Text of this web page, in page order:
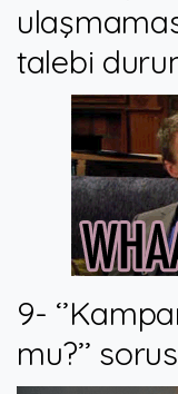
talebi
9-
mu?’’